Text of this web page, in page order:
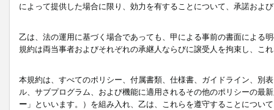
によって提供した場合に限り、効力を有することについて、承諾およ
乙は、法の運用に基づく場合であっても、甲による事前の書面による
規約は両当事者およびそれぞれの承継人ならびに譲受人を拘束し、こ
本規約は、すべてのポリシー、付属書類、仕様書、ガイドライン、別
ル、サブプログラム、および機能に適用されるその他のポリシーの最
ー 」といいます。）を組み入れ、乙は、これらを遵守することにつ